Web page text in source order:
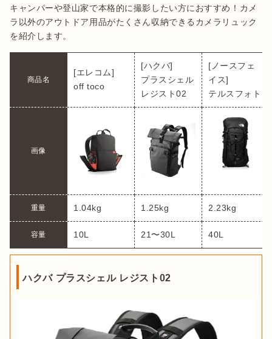
キャンパーや登山家で本格的に撮影したい方におすすめ！カメ
ラ以外のアウトドア用品がたくさん収納できるカメラリュック
を紹介します。
商品名
[エレコム]
off toco
[ハクバ]
プラスシェル
レジスト02
[ノースフェ
イス]
テルスフォト
画像
重量 1.04kg 1.25kg 2.23kg
容量 21〜30L 40L
ハクバ プラスシェル レジスト02